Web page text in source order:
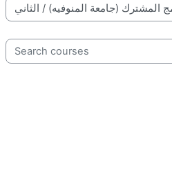
Course categories
Search courses